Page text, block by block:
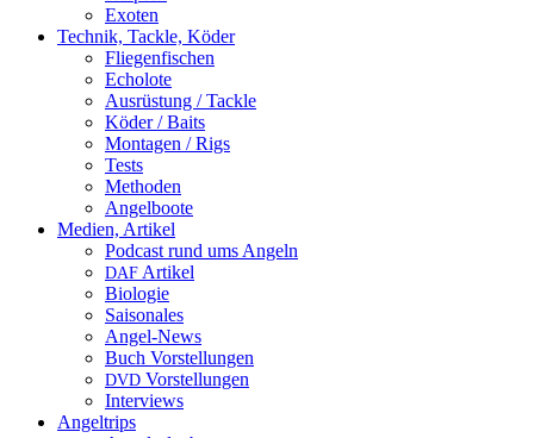
Exoten
Technik, Tackle, Köder
Fliegenfischen
Echolote
Ausrüstung / Tackle
Köder / Baits
Montagen / Rigs
Tests
Methoden
Angelboote
Medien, Artikel
Podcast rund ums Angeln
DAF Artikel
Biologie
Saisonales
Angel-News
Buch Vorstellungen
DVD Vorstellungen
Interviews
Angeltrips